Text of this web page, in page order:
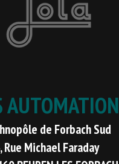
AUTOMATION
de Forbach Sud
Rue Michael Faraday